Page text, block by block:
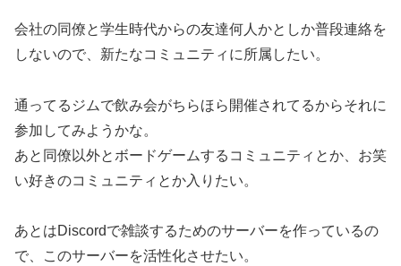
会社の同僚と学生時代からの友達何人かとしか普段連絡を
しないので、新たなコミュニティに所属したい。
通ってるジムで飲み会がちらほら開催されてるからそれに
参加してみようかな。
あと同僚以外とボードゲームするコミュニティとか、お笑
い好きのコミュニティとか入りたい。
あとはDiscordで雑談するためのサーバーを作っているの
で、このサーバーを活性化させたい。